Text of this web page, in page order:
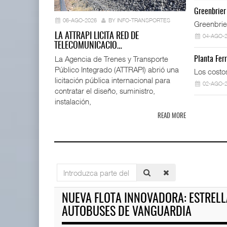
06-AGO-2026 BY INFO-TRANSPORTES
LA ATTRAPI LICITA RED DE
TELECOMUNICACIO…
La Agencia de Trenes y Transporte
Público Integrado (ATTRAPI) abrió una
licitación pública internacional para
contratar el diseño, suministro,
instalación,
READ MORE
04-AGO-
Planta
Los
02-AGO-
Introduzca
parte
del
título
NUEVA FLOTA INNOVADORA:
AUTOBUSES DE VANGUARDIA
AMANAC, treinta y nueve años
navegando el cam ...
05 AGO 2026
TMAZ eleva 77% movimiento de
carga suelta y s ...
05 AGO 2026
La
06 AGO
05 AGO 2026
ExxonMobil lleva
05 AGO 2026